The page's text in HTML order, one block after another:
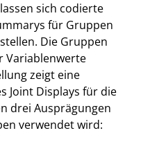
sich codierte
für Gruppen
Die Gruppen
Variablenwerte
zeigt eine
Joint Displays für die
drei Ausprägungen
verwendet wird: